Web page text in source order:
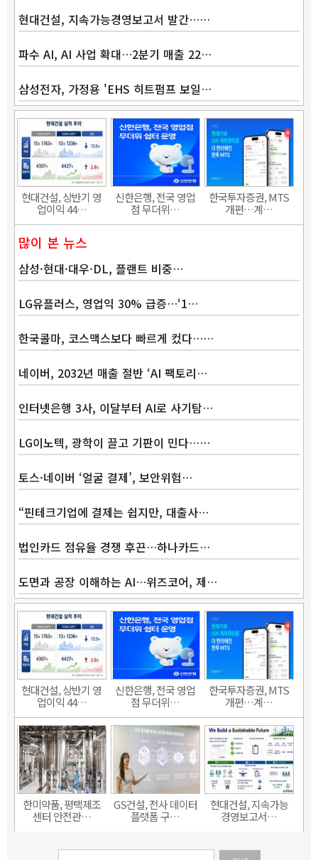
현대건설, 지속가능경영보고서 발간……
파수 AI, AI 사업 확대…2분기 매출 22…
삼성전자, 가정용 'EHS 히트펌프 보일…
현대건설, 상반기 영
업이익 44…
신한은행, 전국 영업
점 무더위…
한국투자증권, MTS
개편…계…
많이 본 뉴스
삼성·현대·대우·DL, 플랜트 비중…
LG유플러스, 영업익 30% 급증…‘1…
한국콜마, 코스맥스보다 빠르게 컸다……
네이버, 2032년 매출 절반 ‘AI 팩토리…
인터넷은행 3사, 이달부터 AI로 사기탐…
LG이노텍, 광학이 끌고 기판이 민다……
토스·네이버 ‘얼굴 결제’, 보안위험…
“핀테크기업에 결제는 쉽지만, 대출사…
법인카드 점유율 경쟁 후끈…하나카드…
도면과 공장 이해하는 AI…위즈코어, 제…
현대건설, 상반기 영
업이익 44…
신한은행, 전국 영업
점 무더위…
한국투자증권, MTS
개편…계…
한미약품, 평택제조
센터 안전관…
GS건설, 전사 데이터
플랫폼 구…
현대건설, 지속가능
경영보고서…